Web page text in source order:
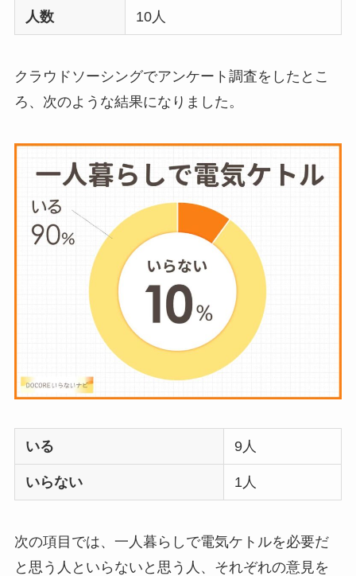
わりのものは何がい
はいらない？飽きる
し手作り できる？買
ってよかった？
オイルポットはいる
いらない？やめた人
は？代用品
やおすす
めを使用者に聞いて
みた
敷きパッドシーツは
敷きパッドだけで寝
るのはどう？代わり
はある？
らない？みんなどう
してる？100均で代用
人数 10人
クラウドソーシングでアンケート調査をしたとこ
ろ、次のような結果になりました。
いる 9人
いらない 1人
次の項目では、一人暮らしで電気ケトルを必要だ
と思う人といらないと思う人、それぞれの意見を